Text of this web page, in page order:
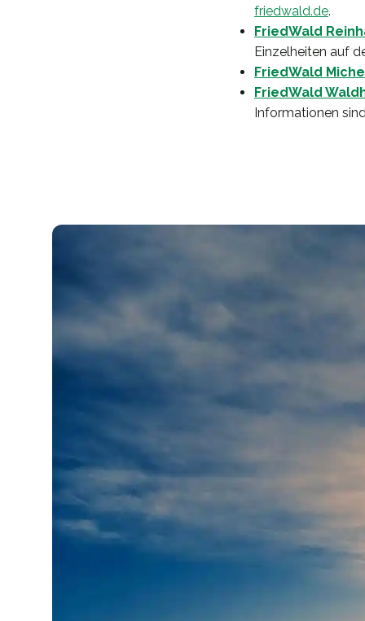
friedwald.de.
FriedWald
Einzelheiten auf
FriedWald
FriedWald
Informationen